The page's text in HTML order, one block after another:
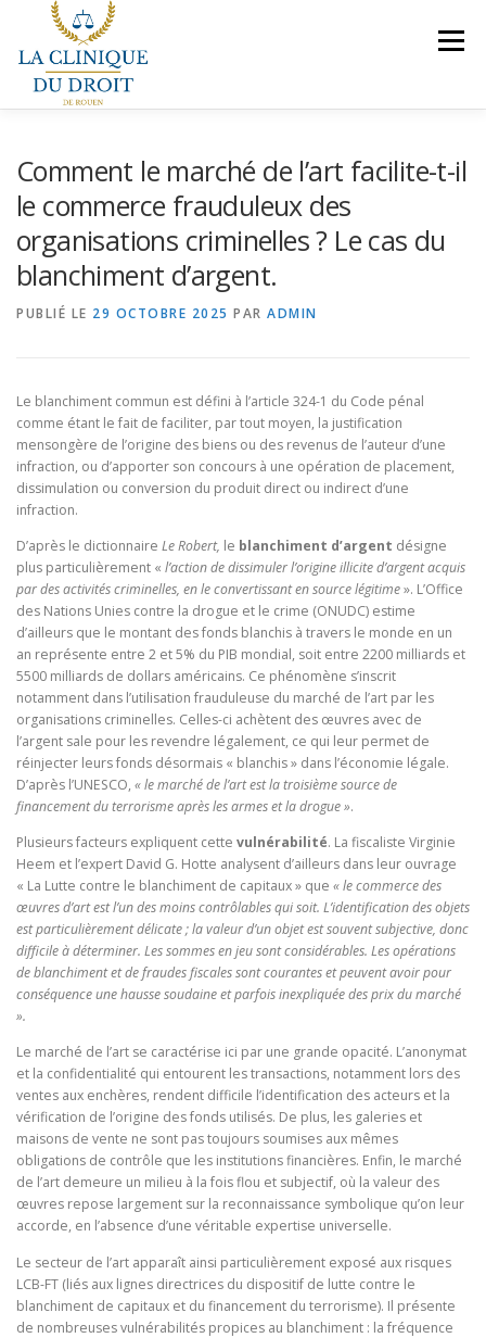
contenu
Menu
LE BUREAU VEILLES JURIDIQUES CONTACT
NOUS REJOINDRE
Comment le marché de l’art facilite-t-il
le commerce frauduleux des
organisations criminelles ? Le cas du
blanchiment d’argent.
PUBLIÉ LE 29 OCTOBRE 2025 PAR ADMIN
Le blanchiment commun est défini à l’article 324-1 du Code pénal
comme étant le fait de faciliter, par tout moyen, la justification
mensongère de l’origine des biens ou des revenus de l’auteur d’une
infraction, ou d’apporter son concours à une opération de placement,
dissimulation ou conversion du produit direct ou indirect d’une
infraction.
D’après le dictionnaire Le Robert, le blanchiment d’argent désigne
plus particulièrement « l’action de dissimuler l’origine illicite d’argent acquis
par des activités criminelles, en le convertissant en source légitime». L’Office
des Nations Unies contre la drogue et le crime (ONUDC) estime
d’ailleurs que le montant des fonds blanchis à travers le monde en un
an représente entre 2 et 5% du PIB mondial, soit entre 2200 milliards et
5500 milliards de dollars américains. Ce phénomène s’inscrit
notamment dans l’utilisation frauduleuse du marché de l’art par les
organisations criminelles. Celles-ci achètent des œuvres avec de
l’argent sale pour les revendre légalement, ce qui leur permet de
réinjecter leurs fonds désormais « blanchis » dans l’économie légale.
D’après l’UNESCO, « le marché de l’art est la troisième source de
financement du terrorisme après les armes et la drogue ».
Plusieurs facteurs expliquent cette vulnérabilité. La fiscaliste Virginie
Heem et l’expert David G. Hotte analysent d’ailleurs dans leur ouvrage
« La Lutte contre le blanchiment de capitaux » que « le commerce des
œuvres d’art est l’un des moins contrôlables qui soit. L’identification des objets
est particulièrement délicate ; la valeur d’un objet est souvent subjective, donc
difficile à déterminer. Les sommes en jeu sont considérables. Les opérations
de blanchiment et de fraudes fiscales sont courantes et peuvent avoir pour
conséquence une hausse soudaine et parfois inexpliquée des prix du marché
».
Le marché de l’art se caractérise ici par une grande opacité. L’anonymat
et la confidentialité qui entourent les transactions, notamment lors des
ventes aux enchères, rendent difficile l’identification des acteurs et la
vérification de l’origine des fonds utilisés. De plus, les galeries et
maisons de vente ne sont pas toujours soumises aux mêmes
obligations de contrôle que les institutions financières. Enfin, le marché
de l’art demeure un milieu à la fois flou et subjectif, où la valeur des
œuvres repose largement sur la reconnaissance symbolique qu’on leur
accorde, en l’absence d’une véritable expertise universelle.
Le secteur de l’art apparaît ainsi particulièrement exposé aux risques
LCB-FT (liés aux lignes directrices du dispositif de lutte contre le
blanchiment de capitaux et du financement du terrorisme). Il présente
de nombreuses vulnérabilités propices au blanchiment : la fréquence